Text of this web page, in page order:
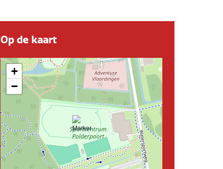
Op de kaart
+
−